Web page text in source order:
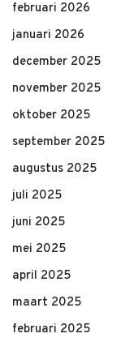
februari 2026
januari 2026
december 2025
november 2025
oktober 2025
september 2025
augustus 2025
juli 2025
juni 2025
mei 2025
april 2025
maart 2025
februari 2025